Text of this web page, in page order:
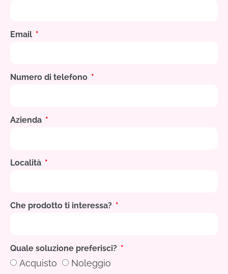
Email
Numero di telefono
Azienda
Località
Che prodotto ti interessa?
Quale soluzione preferisci?
Acquisto Noleggio